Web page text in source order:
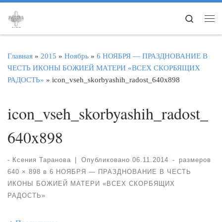
Перейти к содержимому
Search
Главная » 2015 » Ноябрь » 6 НОЯБРЯ — ПРАЗДНОВАНИЕ В
ЧЕСТЬ ИКОНЫ БОЖИЕЙ МАТЕРИ «ВСЕХ СКОРБЯЩИХ
РАДОСТЬ» » icon_vseh_skorbyashih_radost_640x898
icon_vseh_skorbyashih_radost_
640x898
- Ксения Таранова Опубликовано 06.11.2014 -
размеров
640 × 898 в 6 НОЯБРЯ — ПРАЗДНОВАНИЕ В ЧЕСТЬ
ИКОНЫ БОЖИЕЙ МАТЕРИ «ВСЕХ СКОРБЯЩИХ
РАДОСТЬ»